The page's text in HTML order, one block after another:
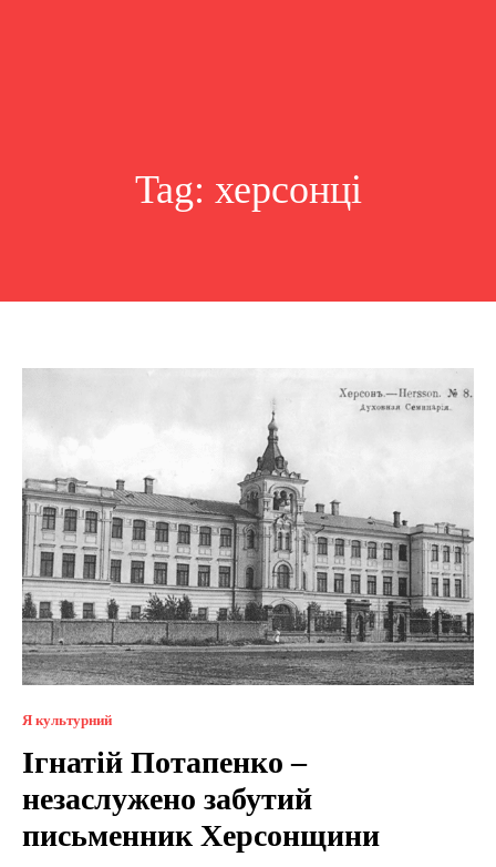
Tag: херсонці
Я культурний
Ігнатій Потапенко –
незаслужено забутий
письменник Херсонщини